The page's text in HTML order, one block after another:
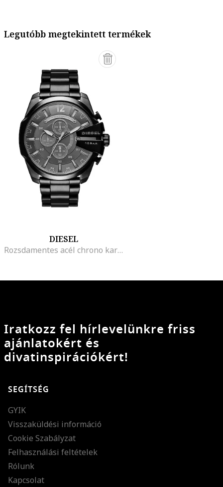
Legutóbb megtekintett termékek
DIESEL
Rozsdamentes acél chrono karóra
Iratkozz fel hírlevelünkre friss
ajánlatokért és
divatinspirációkért!
SEGÍTSÉG
GYIK
Visszaküldési információ
Cookie Szabályzat
Felhasználási feltételek
Rólunk
Kapcsolat